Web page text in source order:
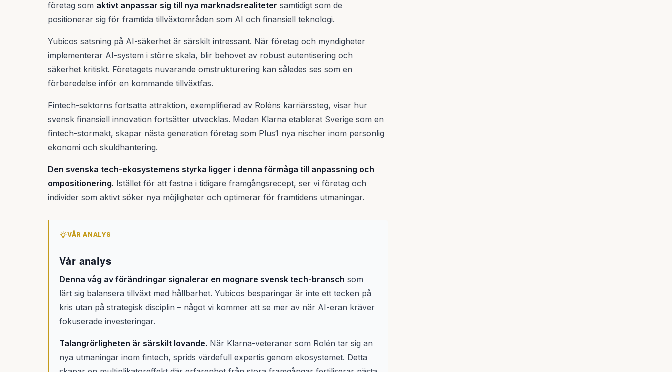
företag som aktivt anpassar sig till nya marknadsrealiteter samtidigt som de
positionerar sig för framtida tillväxtområden som AI och finansiell teknologi.
Yubicos satsning på AI-säkerhet är särskilt intressant. När företag och myndigheter
implementerar AI-system i större skala, blir behovet av robust autentisering och
säkerhet kritiskt. Företagets nuvarande omstrukturering kan således ses som en
förberedelse inför en kommande tillväxtfas.
Fintech-sektorns fortsatta attraktion, exemplifierad av Roléns karriärssteg, visar hur
svensk finansiell innovation fortsätter utvecklas. Medan Klarna etablerat Sverige som en
fintech-stormakt, skapar nästa generation företag som Plus1 nya nischer inom personlig
ekonomi och skuldhantering.
Den svenska tech-ekosystemens styrka ligger i denna förmåga till anpassning och
ompositionering. Istället för att fastna i tidigare framgångsrecept, ser vi företag och
individer som aktivt söker nya möjligheter och optimerar för framtidens utmaningar.
VÅR ANALYS
Vår analys
Denna våg av förändringar signalerar en mognare svensk tech-bransch som
lärt sig balansera tillväxt med hållbarhet. Yubicos besparingar är inte ett tecken på
kris utan på strategisk disciplin – något vi kommer att se mer av när AI-eran kräver
fokuserade investeringar.
Talangrörligheten är särskilt lovande. När Klarna-veteraner som Rolén tar sig an
nya utmaningar inom fintech, sprids värdefull expertis genom ekosystemet. Detta